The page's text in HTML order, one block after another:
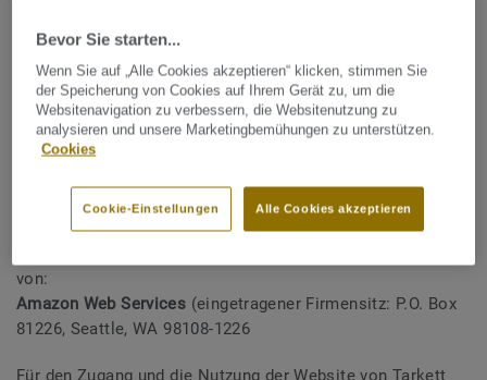
Digitas LBI(eingetragener Firmensitz: 146 Brick Lane
London E1 6RU UK.
Die Websitehttps://boden.objekt.tarkett.de/de_DE
entwickelt von:
Theodo(eingetragener Firmensitz: 48 Boulevard des
Batignolles, 75017 Paris, Frankreich)
Die Websitehhttps://boden.objekt.tarkett.de/de_DEwird
von:
Amazon Web Services (eingetragener Firmensitz: P.O. Box
81226, Seattle, WA 98108-1226
Für den Zugang und die Nutzung der Website von Tarkett
Bevor Sie starten...
Wenn Sie auf „Alle Cookies akzeptieren“ klicken, stimmen Sie
der Speicherung von Cookies auf Ihrem Gerät zu, um die
Websitenavigation zu verbessern, die Websitenutzung zu
analysieren und unsere Marketingbemühungen zu unterstützen.
Cookies
Alle Cookies akzeptieren
Cookie-Einstellungen